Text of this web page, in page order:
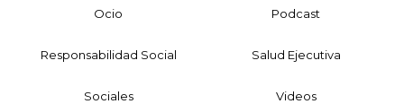
Ocio Podcast
Responsabilidad Social Salud Ejecutiva
Sociales Videos